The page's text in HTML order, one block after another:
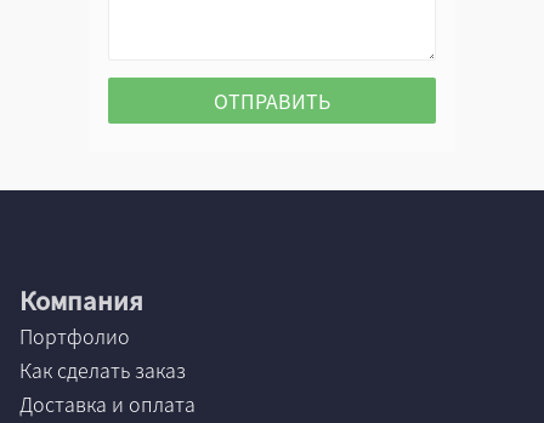
Компания
Портфолио
Как сделать заказ
Доставка и оплата